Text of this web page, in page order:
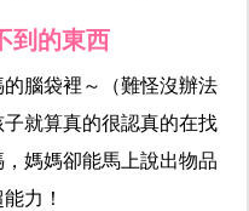
到的東西
腦袋裡～（難怪沒辦法
就算真的很認真的在找
媽媽卻能馬上說出物品
力！